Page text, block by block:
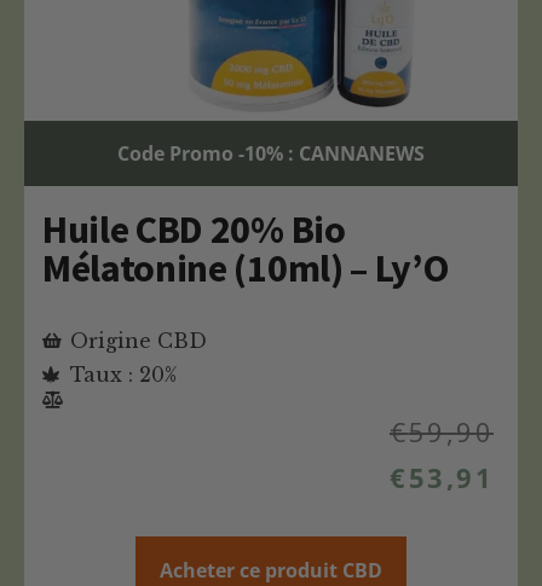
Code Promo -10% : CANNANEWS
Huile CBD 20% Bio
Mélatonine (10ml) – Ly’O
Origine CBD
Taux : 20%
€59,90
€53,91
Acheter ce produit CBD